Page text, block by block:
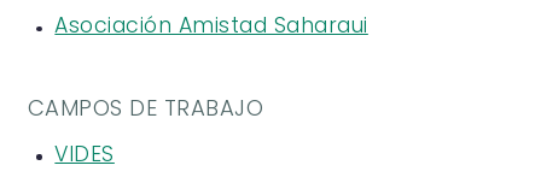
Asociación Amistad Saharaui
CAMPOS DE TRABAJO
VIDES